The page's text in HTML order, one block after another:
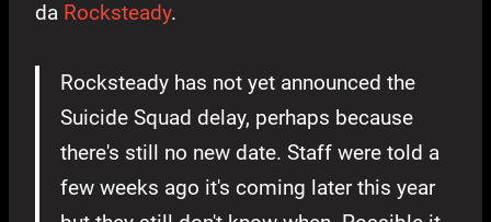
da Rocksteady.
Rocksteady has not yet announced the
Suicide Squad delay, perhaps because
there's still no new date. Staff were told a
few weeks ago it's coming later this year